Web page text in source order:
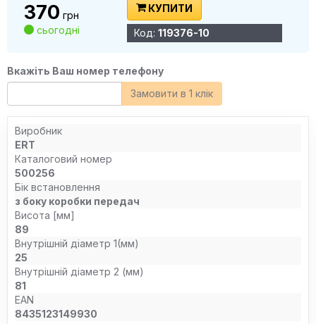
370 грн
сьогодні
КУПИТИ
Код: 119376-10
Вкажіть Ваш номер телефону
Замовити в 1 клік
Виробник
ERT
Каталоговий номер
500256
Бік встановлення
з боку коробки передач
Висота [мм]
89
Внутрішній діаметр 1(мм)
25
Внутрішній діаметр 2 (мм)
81
EAN
8435123149930